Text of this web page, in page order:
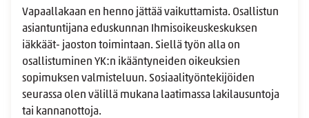
Vapaallakaan en henno jättää vaikuttamista. Osallistun
asiantuntijana eduskunnan Ihmisoikeuskeskuksen
iäkkäät- jaoston toimintaan. Siellä työn alla on
osallistuminen YK:n ikääntyneiden oikeuksien
sopimuksen valmisteluun. Sosiaalityöntekijöiden
seurassa olen välillä mukana laatimassa lakilausuntoja
tai kannanottoja.